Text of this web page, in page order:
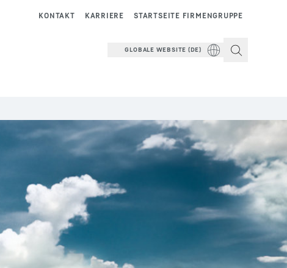
STARTSEITE FIRMENGRUPPE
KARRIERE
KONTAKT
GLOBALE WEBSITE (DE)